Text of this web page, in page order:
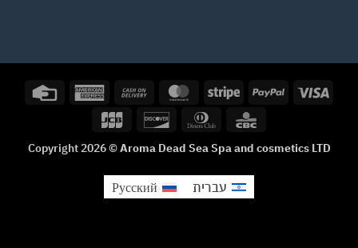
Visa
PayPal
Stripe
MasterCard
Cash
Delivery
American
Credit
CBC
Dinners
Discover
JCB
Copyright 2026 ©Aroma Dead Sea Spa and cosmetics LTD
עברית Русский